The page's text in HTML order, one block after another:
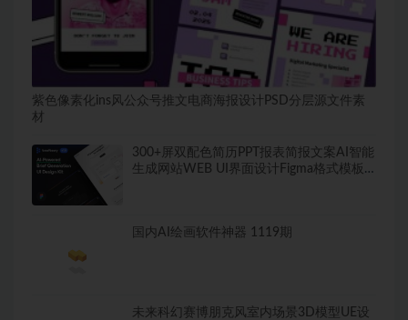
紫色像素化ins风公众号推文电商海报设计PSD分层源文件素
材
300+屏双配色简历PPT报表简报文案AI智能
生成网站WEB UI界面设计Figma格式模板
国内AI绘画软件神器 1119期
未来科幻赛博朋克风室内场景3D模型UE设